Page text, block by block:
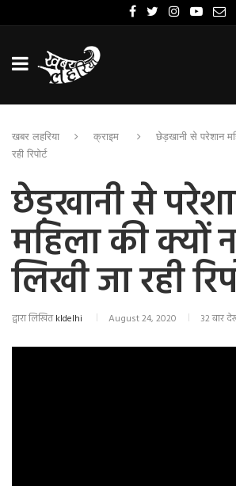
खबर लहरिया क्राइम
छेड़खानी से परेशान
रही रिपोर्ट
छेड़खानी से
महिला की क्यों
लिखी जा रही
द्वारा लिखितkldelhi August 24, 2020 32 बार